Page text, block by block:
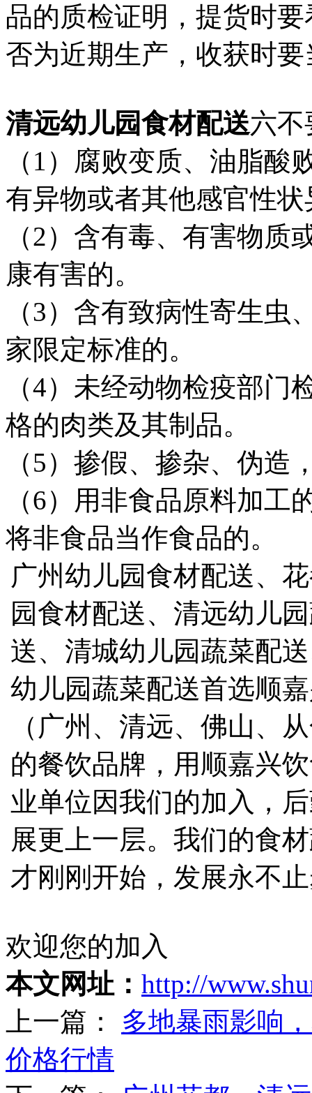
品的质检证明，提货时
否为近期生产，收获时
清远幼儿园食材配送六不
（ 1 ）腐败变质、油脂酸
有异物或者其他感官性
（2）含有毒、有害物质
康有害的。
（3）含有致病性寄生虫
家限定标准的。
（4）未经动物检疫部门
格的肉类及其制品。
（5）掺假、掺杂、伪造
（6）用非食品原料加工
将非食品当作食品的。
广州幼儿园食材配送、
园食材配送、清远幼儿
送、 清城幼儿园蔬菜配
幼儿园蔬菜配送首选顺
（广州、清远、佛山、
的餐饮品牌，用顺嘉兴
业单位因我们的加入，
展更上一层。我们的食
才刚刚开始，发展永不
欢迎您的加入
本文网址： http://
上一篇： 多地暴雨影响
价格行情